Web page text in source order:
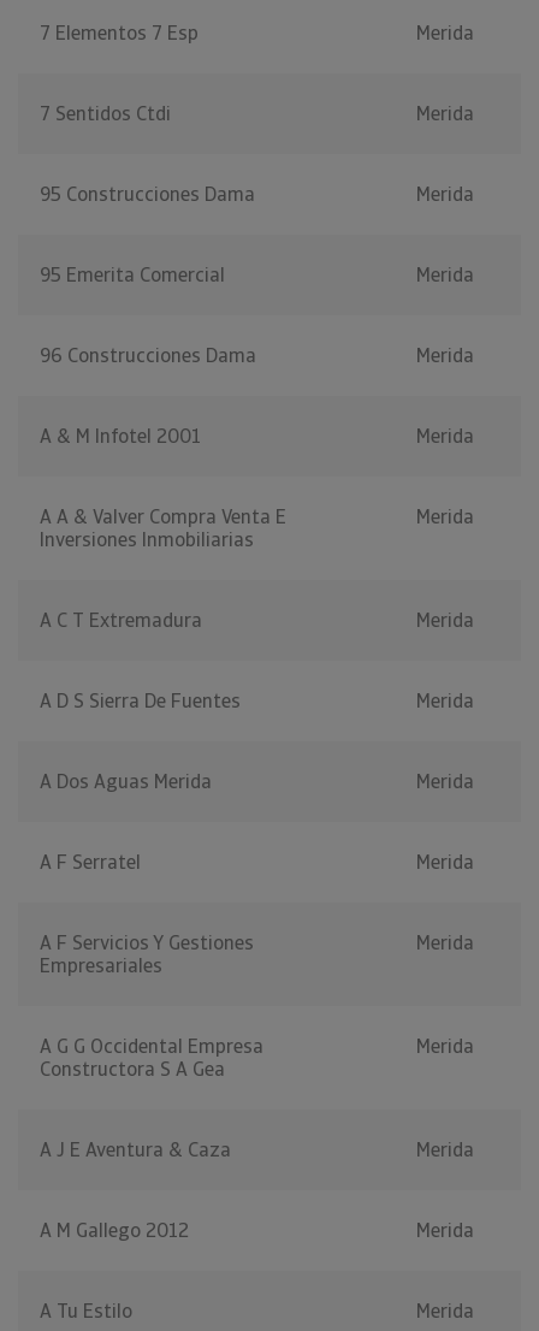
7 Elementos 7 Esp Merida
7 Sentidos Ctdi Merida
95 Construcciones Dama Merida
95 Emerita Comercial Merida
96 Construcciones Dama Merida
A & M Infotel 2001 Merida
A A & Valver Compra Venta E
Inversiones Inmobiliarias
Merida
A C T Extremadura Merida
A D S Sierra De Fuentes Merida
A Dos Aguas Merida Merida
A F Serratel Merida
A F Servicios Y Gestiones
Empresariales
Merida
A G G Occidental Empresa
Constructora S A Gea
Merida
A J E Aventura & Caza Merida
A M Gallego 2012 Merida
A Tu Estilo Merida